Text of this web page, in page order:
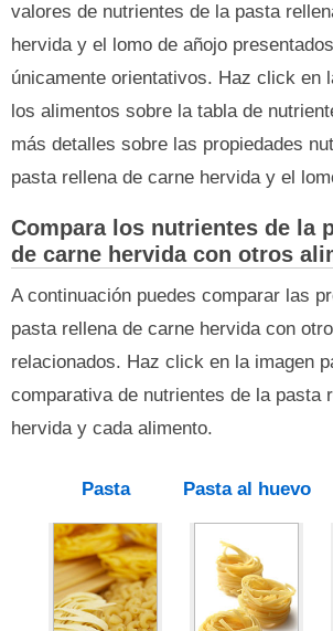
valores de nutrientes de la pasta
hervida y el lomo de añojo
únicamente orientativos. Haz click en
los alimentos sobre la tabla de
más detalles sobre las propiedades
pasta rellena de carne hervida y el
Compara los nutrientes de la
de carne hervida con otros
A continuación puedes comparar las
pasta rellena de carne hervida con
relacionados. Haz click en la imagen
comparativa de nutrientes de la pasta
hervida y cada alimento.
Pasta Pasta al huevo